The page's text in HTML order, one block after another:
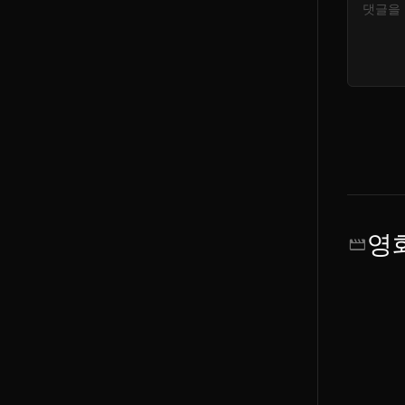
movie영